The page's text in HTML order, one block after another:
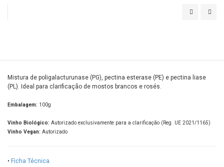
LALLZYME
Mistura de poligalacturunase (PG), pectina esterase (PE) e pectina liase
(PL). Ideal para clarificação de mostos brancos e rosés.
Embalagem: 100g
Vinho Biológico: Autorizado exclusivamente para a clarificação (Reg. UE 2021/1165)
Vinho Vegan: Autorizado
• Ficha Técnica